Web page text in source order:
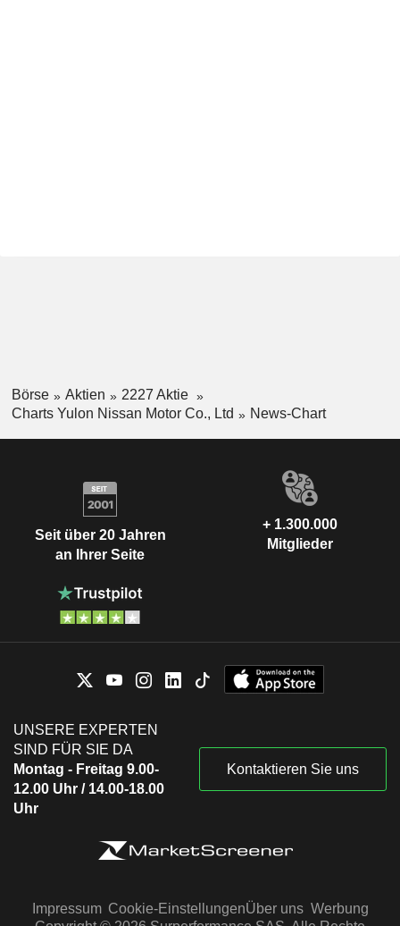
Börse Aktien
2227 Aktie
Charts Yulon Nissan Motor Co., Ltd
News-Chart
Seit über 20 Jahren
an Ihrer Seite
+ 1.300.000
Mitglieder
UNSERE EXPERTEN
SIND FÜR SIE DA
Montag - Freitag 9.00-
12.00 Uhr / 14.00-18.00
Uhr
Kontaktieren Sie uns
Impressum Cookie-EinstellungenÜber uns Werbung